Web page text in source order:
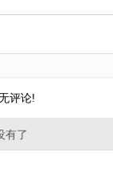
评论!
有了